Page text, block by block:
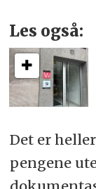
Les også:
Det er
pengene